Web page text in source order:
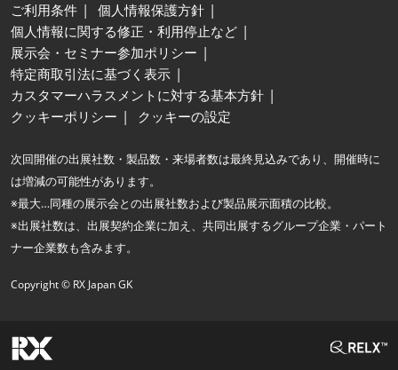
ご利用条件
個人情報保護方針
個人情報に関する修正・利用停止など
展示会・セミナー参加ポリシー
特定商取引法に基づく表示
カスタマーハラスメントに対する基本方針
クッキーポリシー
クッキーの設定
次回開催の出展社数・製品数・来場者数は最終見込みであり、開催時に
は増減の可能性があります。
※最大…同種の展示会との出展社数および製品展示面積の比較。
※出展社数は、出展契約企業に加え、共同出展するグループ企業・パート
ナー企業数も含みます。
Copyright © RX Japan GK